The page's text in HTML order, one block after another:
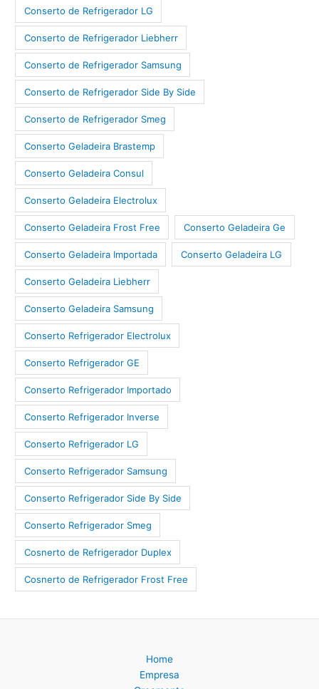
Conserto de Refrigerador LG
Conserto de Refrigerador Liebherr
Conserto de Refrigerador Samsung
Conserto de Refrigerador Side By Side
Conserto de Refrigerador Smeg
Conserto Geladeira Brastemp
Conserto Geladeira Consul
Conserto Geladeira Electrolux
Conserto Geladeira Frost Free Conserto Geladeira Ge
Conserto Geladeira Importada Conserto Geladeira LG
Conserto Geladeira Liebherr
Conserto Geladeira Samsung
Conserto Refrigerador Electrolux
Conserto Refrigerador GE
Conserto Refrigerador Importado
Conserto Refrigerador Inverse
Conserto Refrigerador LG
Conserto Refrigerador Samsung
Conserto Refrigerador Side By Side
Conserto Refrigerador Smeg
Cosnerto de Refrigerador Duplex
Cosnerto de Refrigerador Frost Free
Home
Empresa